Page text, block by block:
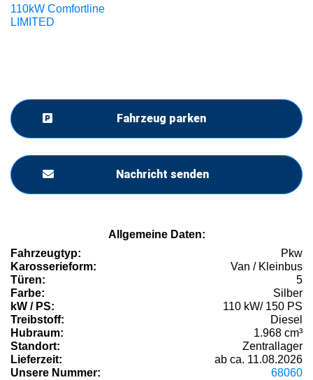
Fahrzeug parken
Nachricht senden
Allgemeine Daten:
Fahrzeugtyp:
Pkw
Karosserieform:
Van / Kleinbus
Türen:
5
Farbe:
Silber
kW / PS:
110 kW/ 150 PS
Treibstoff:
Diesel
Hubraum:
1.968 cm³
Standort:
Zentrallager
Lieferzeit:
ab ca. 11.08.2026
Unsere Nummer:
68060